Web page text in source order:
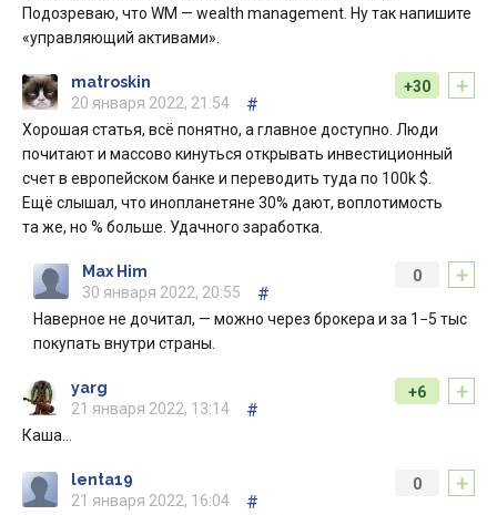
Подозреваю, что WM — wealth management. Ну так напишите
«управляющий активами».
+
+30
matroskin
20 января 2022, 21:54
#
Хорошая статья, всё понятно, а главное доступно. Люди
почитают и массово кинуться открывать инвестиционный
счет в европейском банке и переводить туда по 100k $.
Ещё слышал, что инопланетяне 30% дают, воплотимость
та же, но % больше. Удачного заработка.
+
0
Max Him
30 января 2022, 20:55
#
Наверное не дочитал, — можно через брокера и за 1−5 тыс
покупать внутри страны.
+
+6
yarg
21 января 2022, 13:14
#
Каша…
+
0
lenta19
21 января 2022, 16:04
#